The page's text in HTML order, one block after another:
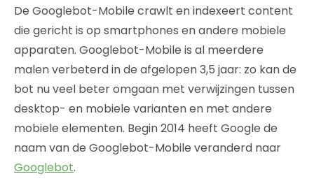
De Googlebot-Mobile crawlt en indexeert content
die gericht is op smartphones en andere mobiele
apparaten. Googlebot-Mobile is al meerdere
malen verbeterd in de afgelopen 3,5 jaar: zo kan de
bot nu veel beter omgaan met verwijzingen tussen
desktop- en mobiele varianten en met andere
mobiele elementen. Begin 2014 heeft Google de
naam van de Googlebot-Mobile veranderd naar
Googlebot.